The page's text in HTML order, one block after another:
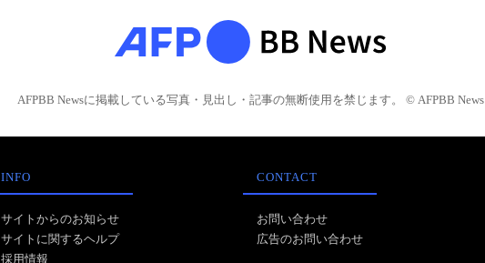
AFPBB Newsに掲載している写真・見出し・記事の無断使用を禁じます。 © AFPBB News
INFO
サイトからのお知らせ
サイトに関するヘルプ
採用情報
CONTACT
お問い合わせ
広告のお問い合わせ